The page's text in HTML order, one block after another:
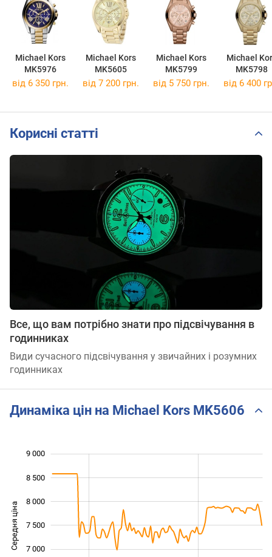
Michael Kors
MK5976
Michael Kors
MK5605
Michael Kors
MK5799
Michael
MK5798
від 6 350 грн. від 7 200 грн. від 5 750 грн. від 6 400
Корисні статті
Все, що вам потрібно знати про підсвічування в
годинниках
Види сучасного підсвічування у звичайних і розумних
годинниках
Динаміка цін на Michael Kors MK5606
Середня ціна 6 000
7 000
7 500
8 000
8 500
9 000